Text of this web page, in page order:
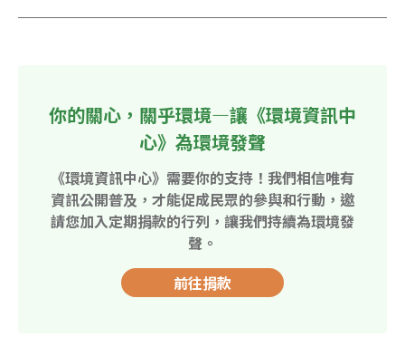
你的關心，關乎環境—讓《環境資訊中
心》為環境發聲
《環境資訊中心》需要你的支持！我們相信唯有
資訊公開普及，才能促成民眾的參與和行動，邀
請您加入定期捐款的行列，讓我們持續為環境發
聲。
前往捐款